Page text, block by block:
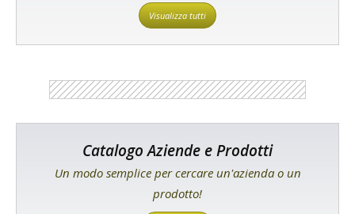
Visualizza tutti
Catalogo Aziende e Prodotti
Un modo semplice per cercare un'azienda o un
prodotto!